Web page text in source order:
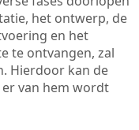
het ontwerp, de
en het
te ontvangen, zal
Hierdoor kan de
van hem wordt